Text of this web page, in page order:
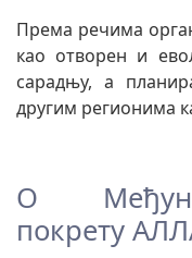
Према речима
као отворен и
сарадњу, а
другим регионима
О
покрету